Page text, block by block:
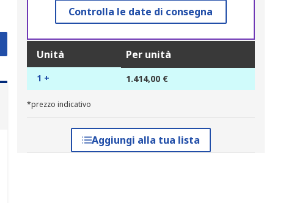
Controlla le date di consegna
Unità Per unità
1 + 1.414,00 €
*prezzo indicativo
Aggiungi alla tua lista